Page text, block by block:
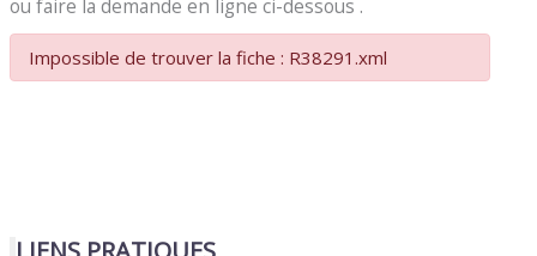
ou faire la demande en ligne ci-dessous .
Impossible de trouver la fiche : R38291.xml